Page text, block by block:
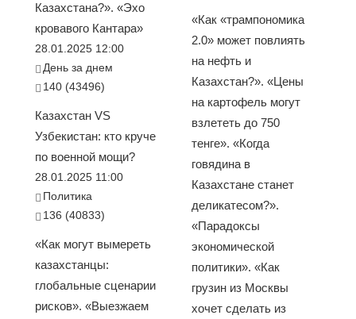
Казахстана?». «Эхо
кровавого Кантара»
28.01.2025 12:00
День за днем
140 (43496)
Казахстан VS
Узбекистан: кто круче
по военной мощи?
28.01.2025 11:00
Политика
136 (40833)
«Как могут вымереть
казахстанцы:
глобальные сценарии
рисков». «Выезжаем
«Как «трампономика
2.0» может повлиять
на нефть и
Казахстан?». «Цены
на картофель могут
взлететь до 750
тенге». «Когда
говядина в
Казахстане станет
деликатесом?».
«Парадоксы
экономической
политики». «Как
грузин из Москвы
хочет сделать из